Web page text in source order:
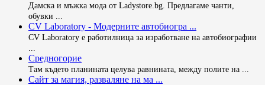
Дамска и мъжка мода от Ladystore.bg. Предлагаме чанти,
обувки ...
CV Laboratory - Модерните автобиогра ...
CV Laboratory е работилница за изработване на автобиографии
Средногорие
Там където планината целува равнината, между полите на ...
Сайт за магия, разваляне на ма ...